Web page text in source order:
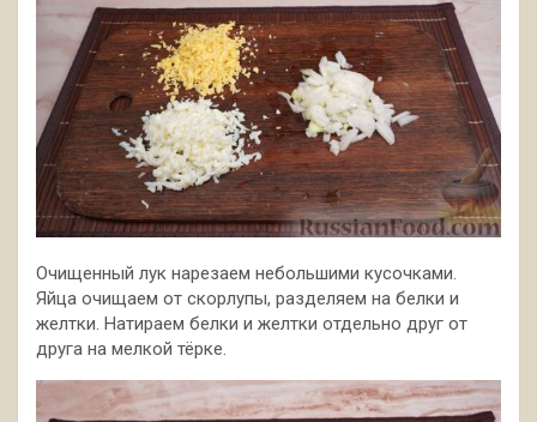
Очищенный лук нарезаем небольшими кусочками.
Яйца очищаем от скорлупы, разделяем на белки и
желтки. Натираем белки и желтки отдельно друг от
друга на мелкой тёрке.